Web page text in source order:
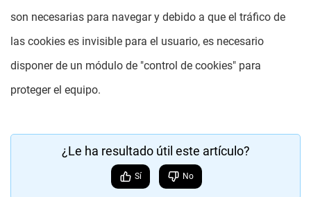
son necesarias para navegar y debido a que el tráfico de
las cookies es invisible para el usuario, es necesario
disponer de un módulo de "control de cookies" para
proteger el equipo.
¿Le ha resultado útil este artículo?
Sí No